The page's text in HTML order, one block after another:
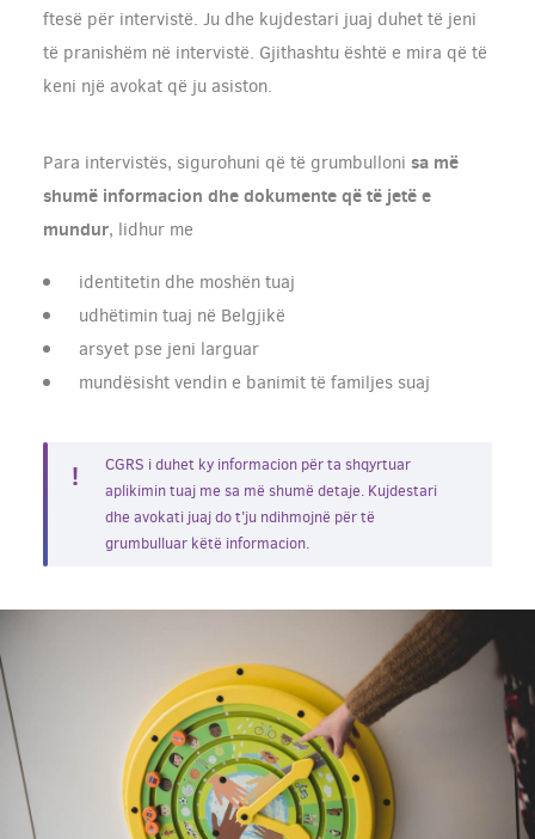
ftesë për intervistë. Ju dhe kujdestari juaj duhet të jeni
të pranishëm në intervistë. Gjithashtu është e mira që të
keni një avokat që ju asiston.
Para intervistës, sigurohuni që të grumbulloni sa më
shumë informacion dhe dokumente që të jetë e
mundur, lidhur me
identitetin dhe moshën tuaj
udhëtimin tuaj në Belgjikë
arsyet pse jeni larguar
mundësisht vendin e banimit të familjes suaj
CGRS i duhet ky informacion për ta shqyrtuar
aplikimin tuaj me sa më shumë detaje. Kujdestari
dhe avokati juaj do t'ju ndihmojnë për të
grumbulluar këtë informacion.